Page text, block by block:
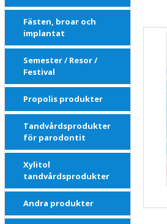
Fästen, broar och
implantat
Semester / Resor /
Festival
Propolis produkter
Tandvårdsprodukter
för parodontit
Xylitol
tandvårdsprodukter
Andra produkter